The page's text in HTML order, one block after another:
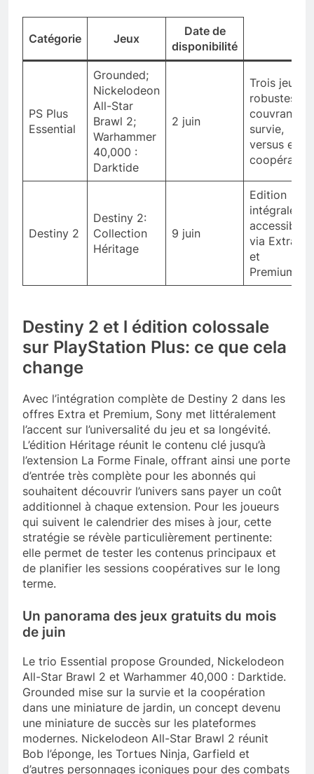
Catégorie Jeux
Date de
disponibilité
PS Plus
Essential
Grounded;
Nickelodeon
All-Star
Brawl 2;
Warhammer
40,000 :
Darktide
2 juin
Trois jeux
robustes
couvrant
survie,
versus et
coopératif
Destiny 2
Destiny 2:
Collection
Héritage
9 juin
Edition
intégrale
accessible
via Extra
et
Premium
Destiny 2 et l édition colossale
sur PlayStation Plus: ce que cela
change
Avec l’intégration complète de Destiny 2 dans les
offres Extra et Premium, Sony met littéralement
l’accent sur l’universalité du jeu et sa longévité.
L’édition Héritage réunit le contenu clé jusqu’à
l’extension La Forme Finale, offrant ainsi une porte
d’entrée très complète pour les abonnés qui
souhaitent découvrir l’univers sans payer un coût
additionnel à chaque extension. Pour les joueurs
qui suivent le calendrier des mises à jour, cette
stratégie se révèle particulièrement pertinente:
elle permet de tester les contenus principaux et
de planifier les sessions coopératives sur le long
terme.
Un panorama des jeux gratuits du mois
de juin
Le trio Essential propose Grounded, Nickelodeon
All-Star Brawl 2 et Warhammer 40,000 : Darktide.
Grounded mise sur la survie et la coopération
dans une miniature de jardin, un concept devenu
une miniature de succès sur les plateformes
modernes. Nickelodeon All-Star Brawl 2 réunit
Bob l’éponge, les Tortues Ninja, Garfield et
d’autres personnages iconiques pour des combats